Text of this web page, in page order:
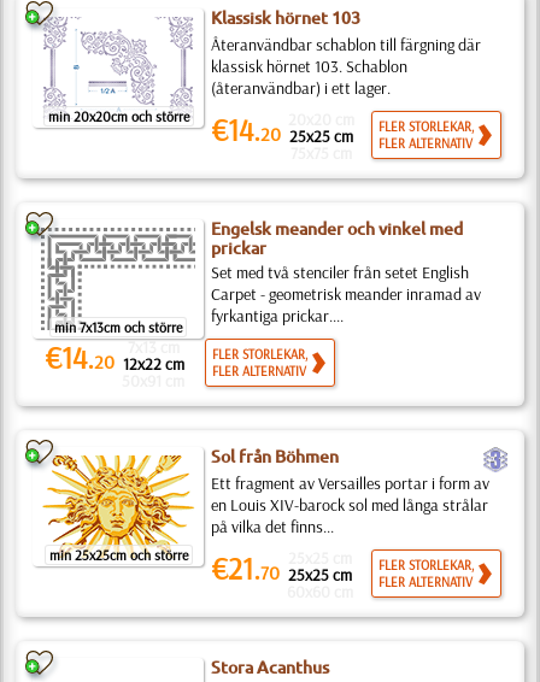
min 20x20cm och större
Klassisk hörnet 103
Återanvändbar schablon till färgning där
klassisk hörnet 103. Schablon
(återanvändbar) i ett lager.
€14.20 25x25 cm
FLER STORLEKAR,
FLER ALTERNATIV
min 7x13cm och större
Engelsk meander och vinkel med
prickar
Set med två stenciler från setet English
Carpet - geometrisk meander inramad av
fyrkantiga prickar....
€14.20
7x13 cm
12x22 cm
FLER STORLEKAR,
FLER ALTERNATIV
min 25x25cm och större
Sol från Böhmen c
Ett fragment av Versailles portar i form av
en Louis XIV-barock sol med långa strålar
på vilka det finns...
€21.70 25x25 cm
FLER STORLEKAR,
FLER ALTERNATIV
Stora Acanthus